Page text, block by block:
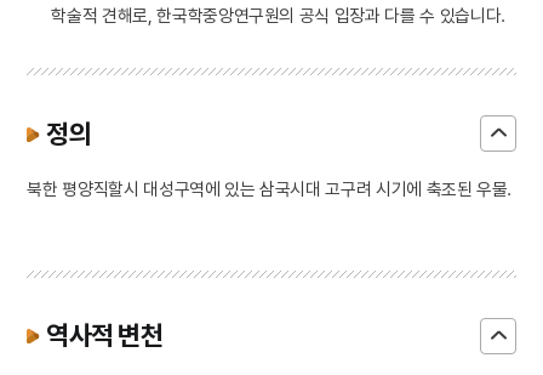
학술적 견해로, 한국학중앙연구원의 공식 입장과 다를 수 있습니다.
정의
북한 평양직할시 대성구역에 있는 삼국시대 고구려 시기에 축조된 우물.
역사적 변천